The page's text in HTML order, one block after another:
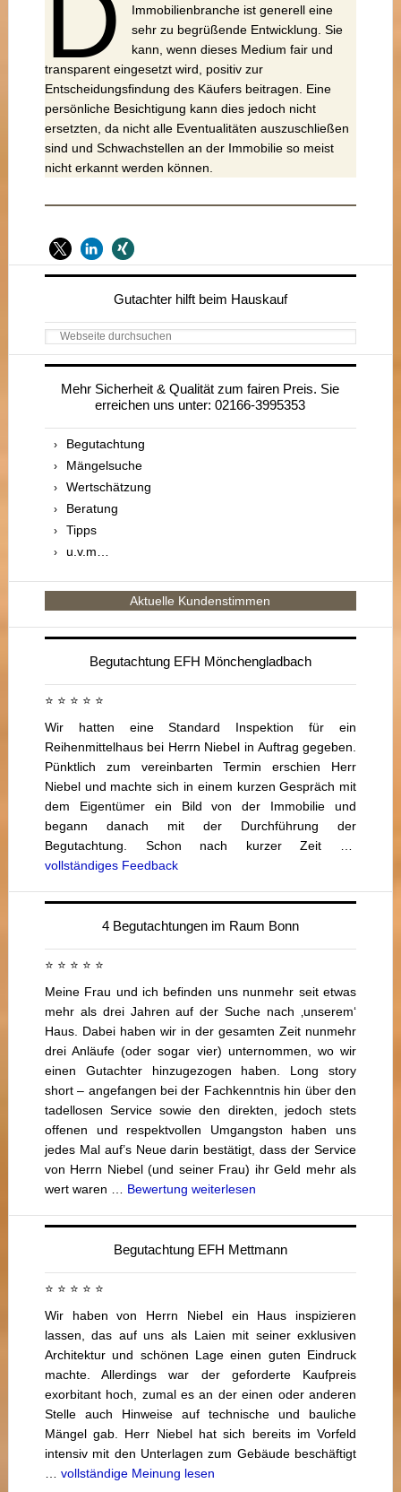
Immobilienbranche ist generell eine
sehr zu begrüßende Entwicklung. Sie
kann, wenn dieses Medium fair und
transparent eingesetzt wird, positiv zur
Entscheidungsfindung des Käufers beitragen. Eine
persönliche Besichtigung kann dies jedoch nicht
ersetzten, da nicht alle Eventualitäten auszuschließen
sind und Schwachstellen an der Immobilie so meist
nicht erkannt werden können.
Seitenspalte
Gutachter hilft beim Hauskauf
Webseite
durchsuchen
Mehr Sicherheit & Qualität zum fairen Preis. Sie
erreichen uns unter: 02166-3995353
Begutachtung
Mängelsuche
Wertschätzung
Beratung
Tipps
u.v.m…
Aktuelle Kundenstimmen
Begutachtung EFH Mönchengladbach
⭐ ⭐ ⭐ ⭐ ⭐
Wir hatten eine Standard Inspektion für ein
Reihenmittelhaus bei Herrn Niebel in Auftrag gegeben.
Pünktlich zum vereinbarten Termin erschien Herr
Niebel und machte sich in einem kurzen Gespräch mit
dem Eigentümer ein Bild von der Immobilie und
begann danach mit der Durchführung der
Begutachtung. Schon nach kurzer Zeit …
vollständiges Feedback
4 Begutachtungen im Raum Bonn
⭐ ⭐ ⭐ ⭐ ⭐
Meine Frau und ich befinden uns nunmehr seit etwas
mehr als drei Jahren auf der Suche nach ‚unserem‘
Haus. Dabei haben wir in der gesamten Zeit nunmehr
drei Anläufe (oder sogar vier) unternommen, wo wir
einen Gutachter hinzugezogen haben. Long story
short – angefangen bei der Fachkenntnis hin über den
tadellosen Service sowie den direkten, jedoch stets
offenen und respektvollen Umgangston haben uns
jedes Mal auf’s Neue darin bestätigt, dass der Service
von Herrn Niebel (und seiner Frau) ihr Geld mehr als
wert waren … Bewertung weiterlesen
Begutachtung EFH Mettmann
⭐ ⭐ ⭐ ⭐ ⭐
Wir haben von Herrn Niebel ein Haus inspizieren
lassen, das auf uns als Laien mit seiner exklusiven
Architektur und schönen Lage einen guten Eindruck
machte. Allerdings war der geforderte Kaufpreis
exorbitant hoch, zumal es an der einen oder anderen
Stelle auch Hinweise auf technische und bauliche
Mängel gab. Herr Niebel hat sich bereits im Vorfeld
intensiv mit den Unterlagen zum Gebäude beschäftigt
vollständige Meinung lesen